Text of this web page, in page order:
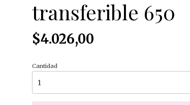
transferible 650
$4.026,00
Cantidad